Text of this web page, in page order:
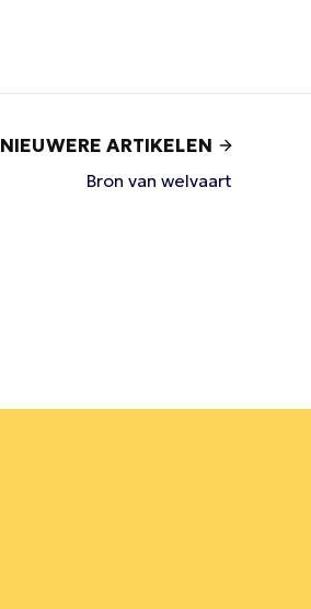
NIEUWERE ARTIKELEN
Bron van welvaart